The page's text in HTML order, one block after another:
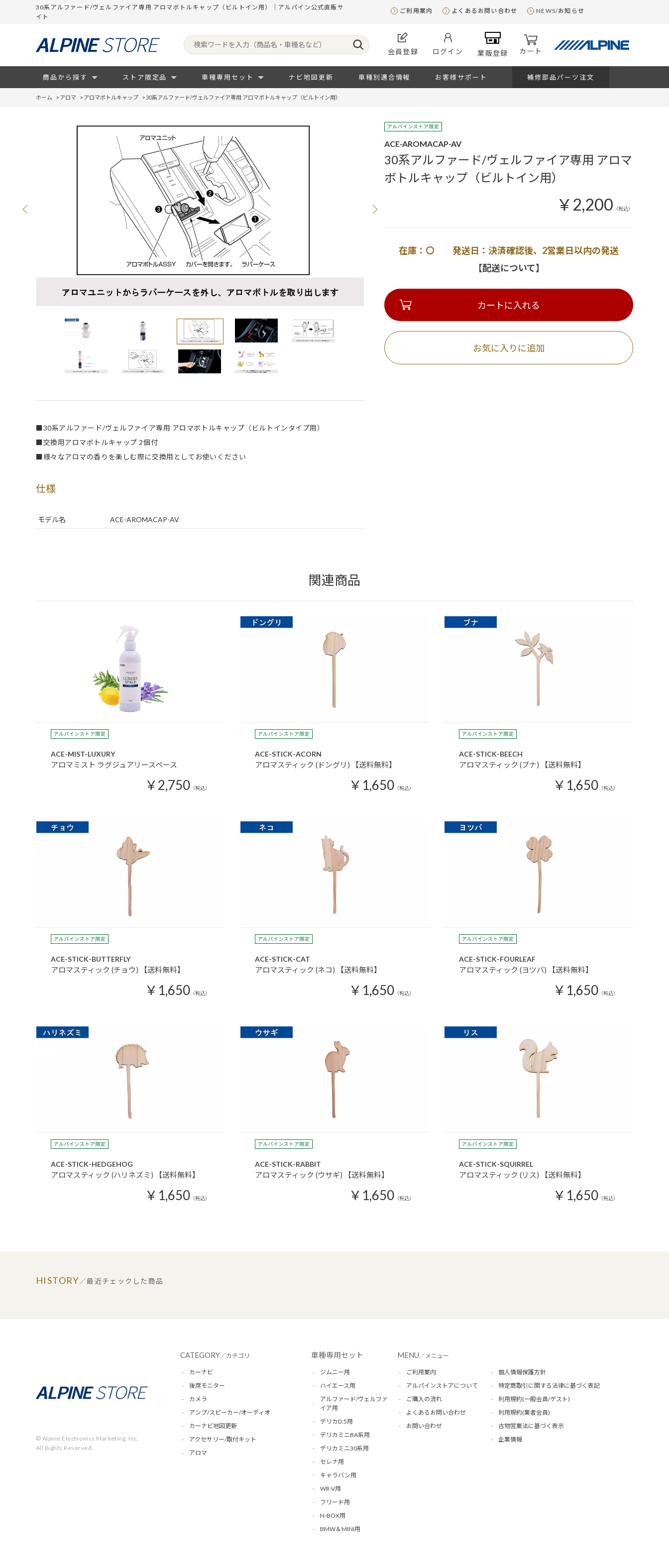
30系アルファード/ヴェルファイア専用 アロマボトルキャップ（ビルトイン用）｜アルパイン公式直販サ
イト
ご利用案内 よくあるお問い合わせ NEWS/お知らせ
会員登録 ログイン 業販登録 カート
商品から探す ストア限定品 車種専用セット ナビ地図更新 車種別適合情報 お客様サポート 補修部品パーツ注文
ホーム > アロマ > アロマボトルキャップ >30系アルファード/ヴェルファイア専用 アロマボトルキャップ（ビルトイン用）
■30系アルファード/ヴェルファイア専用 アロマボトルキャップ（ビルトインタイプ用）
■交換用アロマボトルキャップ 2個付
■様々なアロマの香りを楽しむ際に交換用としてお使いください
仕様
モデル名 ACE-AROMACAP-AV
ACE-AROMACAP-AV
30系アルファード/ヴェルファイア専用 アロマ
ボトルキャップ（ビルトイン用）
￥2,200 （税込）
在庫：〇 発送日：決済確認後、2営業日以内の発送
【配送について】
カートに入れる
お気に入りに追加
関連商品
ACE-MIST-LUXURY
アロマミスト ラグジュアリースペース
￥2,750 （税込）
ACE-STICK-ACORN
アロマスティック (ドングリ) 【送料無料】
￥1,650 （税込）
ACE-STICK-BEECH
アロマスティック (ブナ) 【送料無料】
￥1,650 （税込）
ACE-STICK-BUTTERFLY
アロマスティック (チョウ) 【送料無料】
￥1,650 （税込）
ACE-STICK-CAT
アロマスティック (ネコ) 【送料無料】
￥1,650 （税込）
ACE-STICK-FOURLEAF
アロマスティック (ヨツバ) 【送料無料】
￥1,650 （税込）
ACE-STICK-HEDGEHOG
アロマスティック (ハリネズミ) 【送料無料】
￥1,650 （税込）
ACE-STICK-RABBIT
アロマスティック (ウサギ) 【送料無料】
￥1,650 （税込）
ACE-STICK-SQUIRREL
アロマスティック (リス) 【送料無料】
￥1,650 （税込）
HISTORY／最近チェックした商品
© Alpine Electronics Marketing, Inc.
All Rights Reserved.
CATEGORY／カテゴリ
カーナビ
後席モニター
カメラ
アンプ/スピーカー/オーディオ
カーナビ地図更新
アクセサリー/取付キット
アロマ
車種専用セット
ジムニー用
ハイエース用
アルファード/ヴェルファ
イア用
デリカD:5用
デリカミニBA系用
デリカミニ30系用
セレナ用
キャラバン用
WR-V用
フリード用
N-BOX用
BMW＆MINI用
MENU／メニュー
ご利用案内
アルパインストアについて
ご購入の流れ
よくあるお問い合わせ
お問い合わせ
個人情報保護方針
特定商取引に関する法律に基づく表記
利用規約(一般会員/ゲスト)
利用規約(業者会員)
古物営業法に基づく表示
企業情報